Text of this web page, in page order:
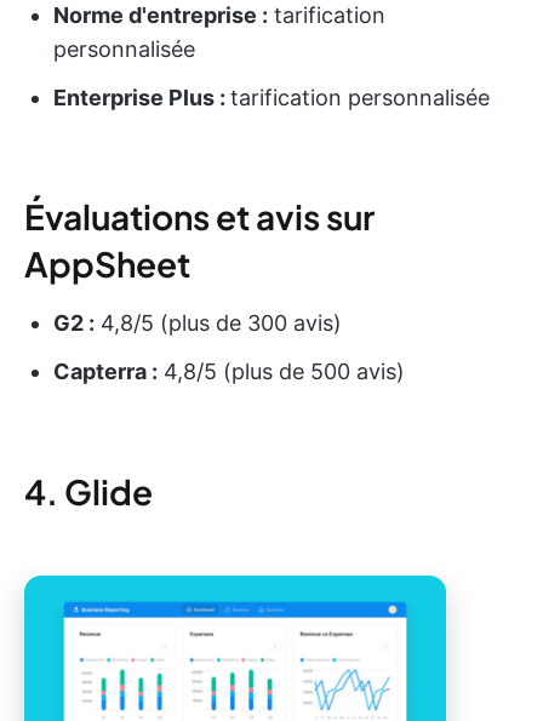
Norme d'entreprise : tarification
personnalisée
Enterprise Plus : tarification personnalisée
Évaluations et avis sur
AppSheet
G2 : 4,8/5 (plus de 300 avis)
Capterra : 4,8/5 (plus de 500 avis)
4. Glide